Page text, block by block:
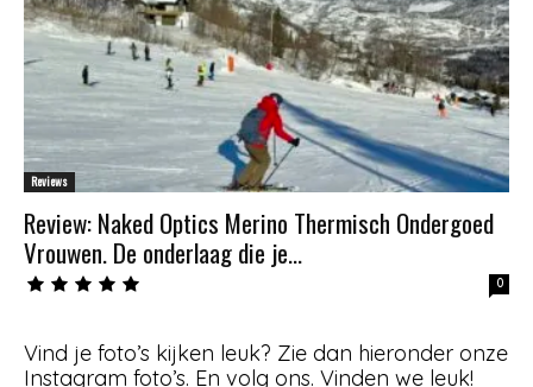
Reviews
Review: Naked Optics Merino Thermisch Ondergoed
Vrouwen. De onderlaag die je...
0
Vind je foto’s kijken leuk? Zie dan hieronder onze
Instagram foto’s. En volg ons. Vinden we leuk!